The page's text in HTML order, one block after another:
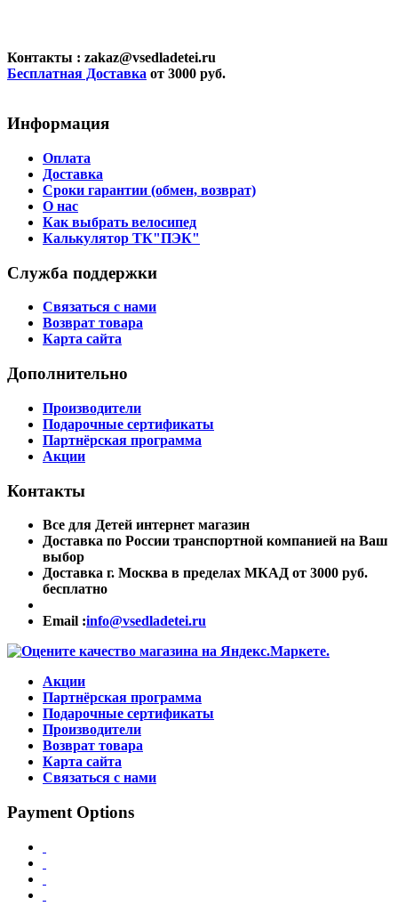
Контакты : zakaz@vsedladetei.ru
Бесплатная Доставка от 3000 руб.
Информация
Оплата
Доставка
Сроки гарантии (обмен, возврат)
О нас
Как выбрать велосипед
Калькулятор ТК"ПЭК"
Служба поддержки
Связаться с нами
Возврат товара
Карта сайта
Дополнительно
Производители
Подарочные сертификаты
Партнёрская программа
Акции
Контакты
Все для Детей интернет магазин
Доставка по России транспортной компанией на Ваш
выбор
Доставка г. Москва в пределах МКАД от 3000 руб.
бесплатно
Email :info@vsedladetei.ru
Акции
Партнёрская программа
Подарочные сертификаты
Производители
Возврат товара
Карта сайта
Связаться с нами
Payment Options